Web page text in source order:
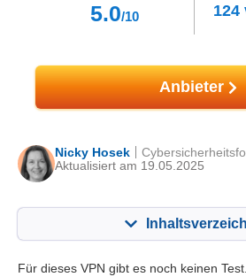
5.0/10
124
Anbieter
Nicky Hosek
Aktualisiert am 19.05.2025
Für dieses VPN gibt es noch keinen